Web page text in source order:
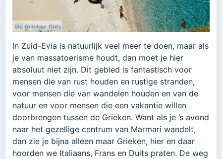
In Zuid-Evia is natuurlijk veel meer te doen, maar als
je van massatoerisme houdt, dan moet je hier
absoluut niet zijn. Dit gebied is fantastisch voor
mensen die van rust houden en rustige stranden,
voor mensen die van wandelen houden en van de
natuur en voor mensen die een vakantie willen
doorbrengen tussen de Grieken. Want als je ’s avond
naar het gezellige centrum van Marmari wandelt,
dan zie je bijna alleen maar Grieken, hier en daar
hoorden we Italiaans, Frans en Duits praten. De weg